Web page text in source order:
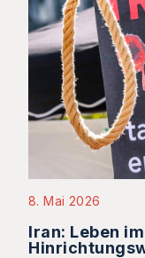
8. Mai 2026
Iran: Leben